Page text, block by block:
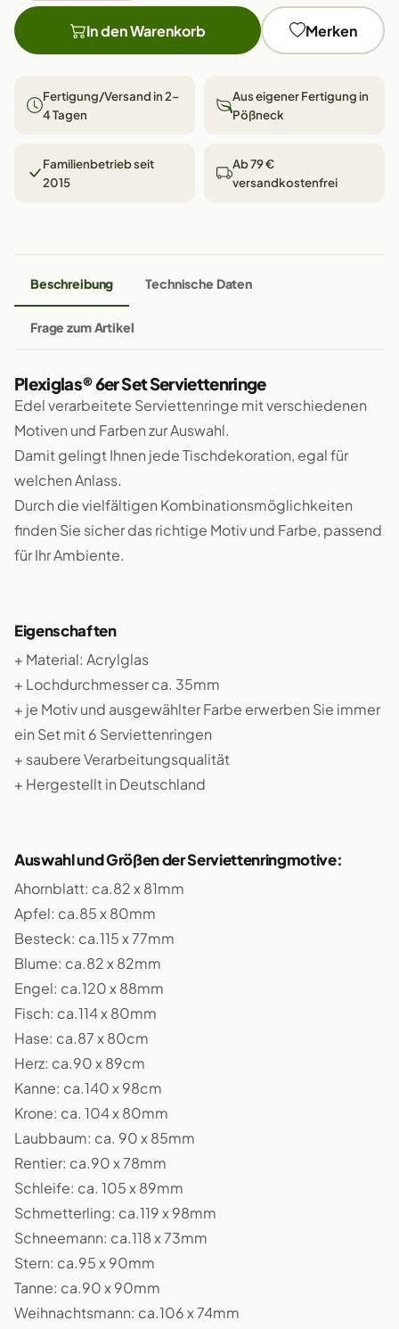
In den Warenkorb Merken
Fertigung/Versand in 2–
4 Tagen
Aus eigener Fertigung in
Pößneck
Familienbetrieb seit
2015
Ab 79 €
versandkostenfrei
Beschreibung Technische Daten
Frage zum Artikel
Plexiglas® 6er Set Serviettenringe
Edel verarbeitete Serviettenringe mit verschiedenen
Motiven und Farben zur Auswahl.
Damit gelingt Ihnen jede Tischdekoration, egal für
welchen Anlass.
Durch die vielfältigen Kombinationsmöglichkeiten
finden Sie sicher das richtige Motiv und Farbe, passend
für Ihr Ambiente.
Eigenschaften
+ Material: Acrylglas
+ Lochdurchmesser ca. 35mm
+ je Motiv und ausgewählter Farbe erwerben Sie immer
ein Set mit 6 Serviettenringen
+ saubere Verarbeitungsqualität
+ Hergestellt in Deutschland
Auswahl und Größen der Serviettenringmotive:
Ahornblatt: ca.82 x 81mm
Apfel: ca.85 x 80mm
Besteck: ca.115 x 77mm
Blume: ca.82 x 82mm
Engel: ca.120 x 88mm
Fisch: ca.114 x 80mm
Hase: ca.87 x 80cm
Herz: ca.90 x 89cm
Kanne: ca.140 x 98cm
Krone: ca. 104 x 80mm
Laubbaum: ca. 90 x 85mm
Rentier: ca.90 x 78mm
Schleife: ca. 105 x 89mm
Schmetterling: ca.119 x 98mm
Schneemann: ca.118 x 73mm
Stern: ca.95 x 90mm
Tanne: ca.90 x 90mm
Weihnachtsmann: ca.106 x 74mm